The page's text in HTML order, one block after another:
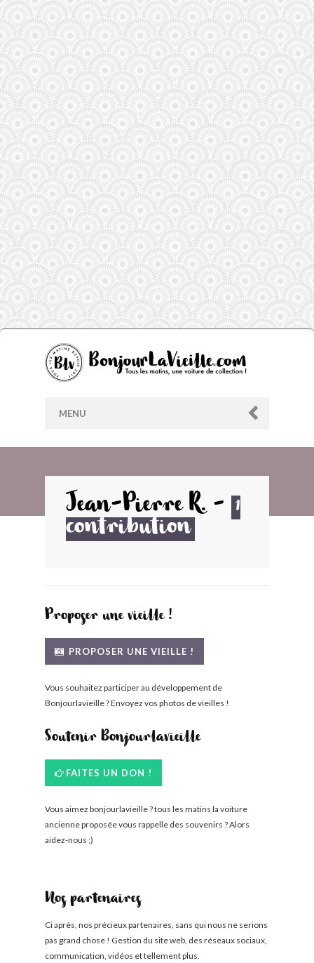
MENU
ARCHIVES
Jean-Pierre R.- 1
contribution
Proposer une vieille !
PROPOSER UNE VIEILLE !
Vous souhaitez participer au développement de
Bonjourlavieille ? Envoyez vos photos de vieilles !
Soutenir Bonjourlavieille
FAITES UN DON !
Vous aimez bonjourlavieille ? tous les matins la voiture
ancienne proposée vous rappelle des souvenirs ? Alors
aidez-nous ;)
Nos partenaires
Ci après, nos précieux partenaires, sans qui nous ne serions
pas grand chose ! Gestion du site web, des réseaux sociaux,
communication, vidéos et tellement plus.